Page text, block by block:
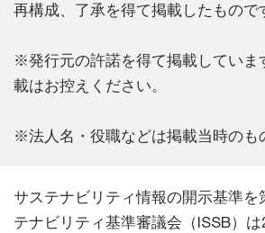
再構成、了承を得て掲載したもので
※発行元の許諾を得て掲載していま
載はお控えください。
※法人名・役職などは掲載当時のも
サステナビリティ情報の開示基準を
テナビリティ基準審議会（ISSB）は